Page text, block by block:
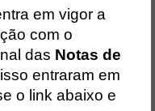
em vigor a
com o
das Notas de
entraram em
o link abaixo e
DA MENSAGEM:
'('
static/bundle/wpo_in